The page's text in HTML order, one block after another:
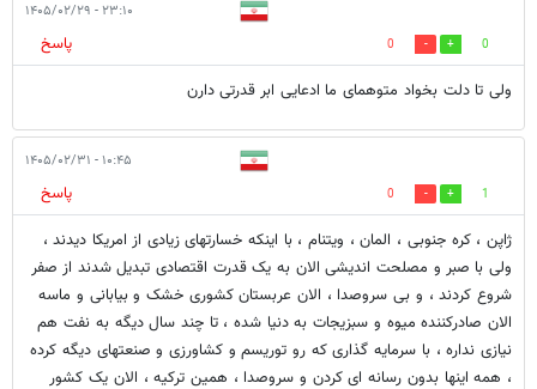
۲۳:۱۰ - ۱۴۰۵/۰۲/۲۹
0
0
پاسخ
ولی تا دلت بخواد متوهمای ما ادعایی ابر قدرتی دارن
۱۰:۴۵ - ۱۴۰۵/۰۲/۳۱
1
0
پاسخ
ژاپن ، کره جنوبی ، المان ، ویتنام ، با اینکه خسارتهای زیادی از امریکا دیدند ،
ولی با صبر و مصلحت اندیشی الان به یک قدرت اقتصادی تبدیل شدند از صفر
شروع کردند ، و بی سروصدا ، الان عربستان کشوری خشک و بیابانی و ماسه
الان صادرکننده میوه و سبزیجات به دنیا شده ، تا چند سال دیگه به نفت هم
نیازی نداره ، با سرمایه گذاری که رو توریسم و کشاورزی و صنعتهای دیگه کرده
، همه اینها بدون رسانه ای کردن و سروصدا ، همین ترکیه ، الان یک کشور